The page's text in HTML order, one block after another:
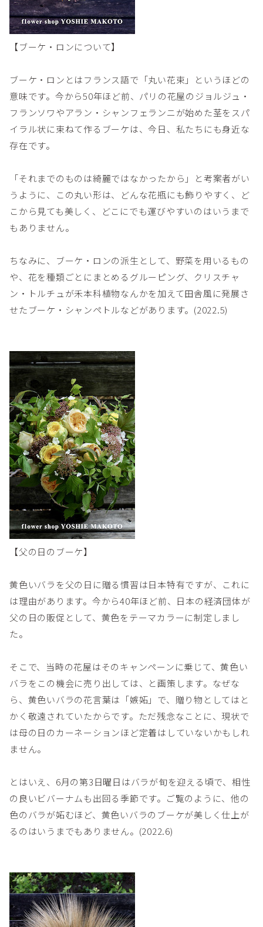
【ブーケ・ロンについて】
ブーケ・ロンとはフランス語で「丸い花束」というほどの
意味です。今から50年ほど前、パリの花屋のジョルジュ・
フランソワやアラン・シャンフェランニが始めた茎をスパ
イラル状に束ねて作るブーケは、今日、私たちにも身近な
存在です。
「それまでのものは綺麗ではなかったから」と考案者がい
うように、この丸い形は、どんな花瓶にも飾りやすく、ど
こから見ても美しく、どこにでも運びやすいのはいうまで
もありません。
ちなみに、ブーケ・ロンの派生として、野菜を用いるもの
や、花を種類ごとにまとめるグルーピング、クリスチャ
ン・トルチュが禾本科植物なんかを加えて田舎風に発展さ
せたブーケ・シャンペトルなどがあります。(2022.5)
【父の日のブーケ】
黄色いバラを父の日に贈る慣習は日本特有ですが、これに
は理由があります。今から40年ほど前、日本の経済団体が
父の日の販促として、黄色をテーマカラーに制定しまし
た。
そこで、当時の花屋はそのキャンペーンに乗じて、黄色い
バラをこの機会に売り出しては、と画策します。なぜな
ら、黄色いバラの花言葉は「嫉妬」で、贈り物としてはと
かく敬遠されていたからです。ただ残念なことに、現状で
は母の日のカーネーションほど定着はしていないかもしれ
ません。
とはいえ、6月の第3日曜日はバラが旬を迎える頃で、相性
の良いビバーナムも出回る季節です。ご覧のように、他の
色のバラが妬むほど、黄色いバラのブーケが美しく仕上が
るのはいうまでもありません。(2022.6)